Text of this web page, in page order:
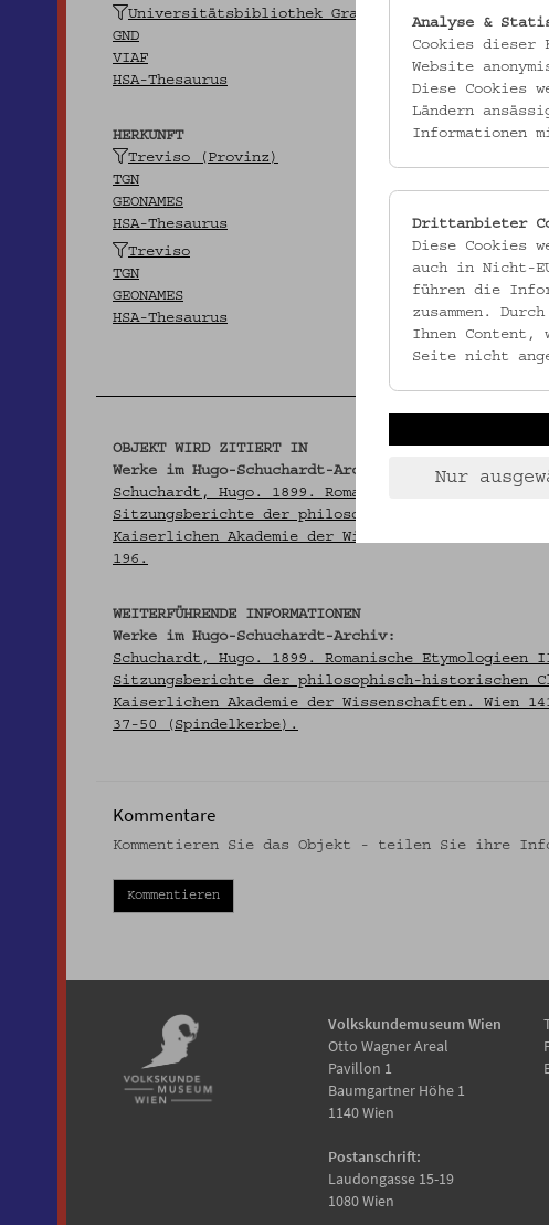
Universitätsbibliothek Graz
GND
VIAF
HSA-Thesaurus
HERKUNFT
Treviso (Provinz)
TGN
GEONAMES
HSA-Thesaurus
Treviso
TGN
GEONAMES
HSA-Thesaurus
OBJEKT WIRD ZITIERT IN
Werke im Hugo-Schuchardt-Archiv:
Schuchardt, Hugo. 1899. Romanische Etymologieen
Sitzungsberichte der philosophisch-historischen
Kaiserlichen Akademie der Wissenschaften. Wien
196.
WEITERFÜHRENDE INFORMATIONEN
Werke im Hugo-Schuchardt-Archiv:
Schuchardt, Hugo. 1899. Romanische
Sitzungsberichte der philosophisch-historischen
Kaiserlichen Akademie der Wissenschaften. Wien
37-50 (Spindelkerbe).
Kommentare
Kommentieren Sie das Objekt - teilen Sie ihre
Kommentieren
Volkskundemuseum Wien
Otto Wagner Areal
Pavillon 1
Baumgartner Höhe 1
1140 Wien
Postanschrift:
Laudongasse 15-19
1080 Wien
Analyse &
Cookies dieser
Website
Diese Cookies
Ländern
Informationen
Drittanbieter
Diese Cookies
auch in Nicht-
führen die
zusammen.
Ihnen Content,
Seite nicht
Nur